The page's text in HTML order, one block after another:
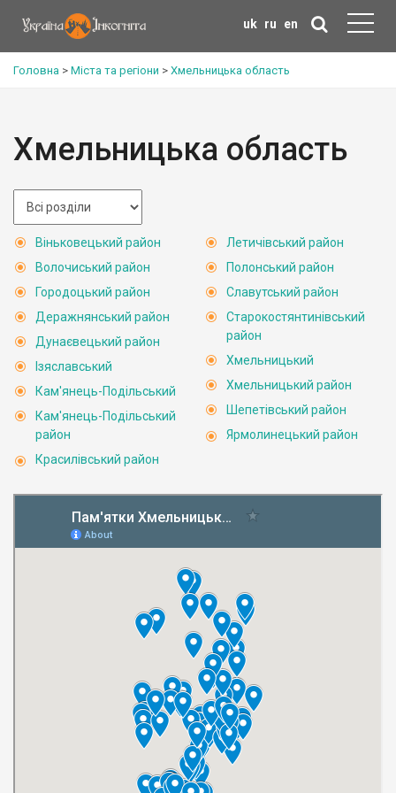
uk ru en
Головна > Міста та регіони > Хмельницька область
Хмельницька область
Віньковецький район
Волочиський район
Городоцький район
Деражнянський район
Дунаєвецький район
Ізяславський
Кам'янець-Подільський
Кам'янець-Подільський
район
Красилівський район
Летичівський район
Полонський район
Славутський район
Старокостянтинівський
район
Хмельницький
Хмельницький район
Шепетівський район
Ярмолинецький район